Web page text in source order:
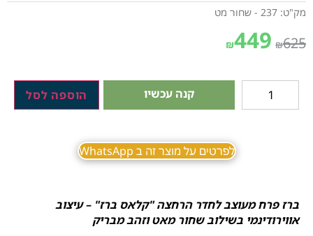
מק"ט: 237 - שחור מט
₪625
₪449
קנה עכשיו הוספה לסל
לפרטים על מוצר זה ב WhatsApp
ברז פרח מעוצב לחדר הרחצה "קלאס ברז" – עיצוב
אווירודינמי בשילוב שחור מאט וזהב מבריק